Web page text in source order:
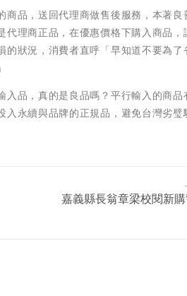
品，送回代理商做售後服務，本著良
理商正品，在優惠價格下購入商品，
狀況，消費者直呼「早知道不要為了
品，真的是良品嗎？平行輸入的商品
永續與品牌的正規品，避免台灣劣璧
嘉義縣長翁章梁校閱新